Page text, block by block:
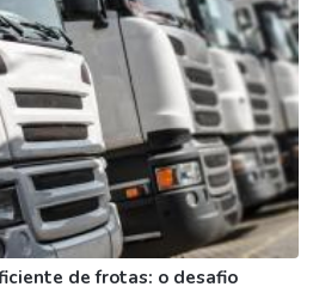
de frotas: o desafio